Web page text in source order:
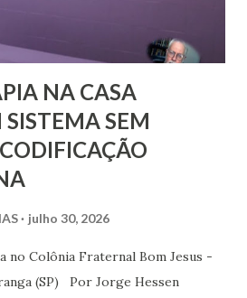
NA CASA
SISTEMA SEM
julho 30, 2026
no Colônia Fraternal Bom Jesus -
(SP) Por Jorge Hessen